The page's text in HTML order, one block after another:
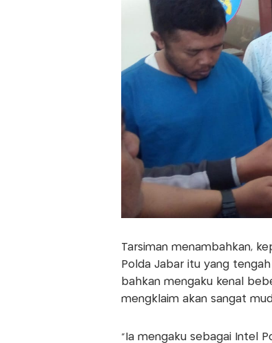
Tarsiman menambahkan,
Polda Jabar itu yang
bahkan mengaku kenal
mengklaim akan sangat
"Ia mengaku sebagai Intel